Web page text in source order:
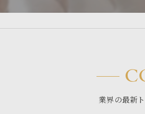
業界の最新